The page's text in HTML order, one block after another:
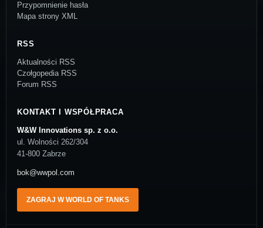
Przypomnienie hasła
Mapa strony XML
RSS
Aktualności RSS
Czołgopedia RSS
Forum RSS
KONTAKT I WSPÓŁPRACA
W&W Innovations sp. z o.o.
ul. Wolności 262/304
41-800 Zabrze
bok@wwpol.com
ZAGRAJ W WORLD OF TANKS